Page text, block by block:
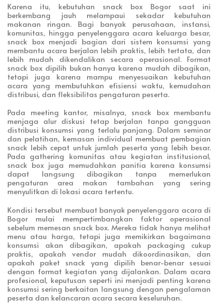
Karena itu, kebutuhan snack box Bogor saat ini
berkembang jauh melampaui sekadar kebutuhan
makanan ringan. Bagi banyak perusahaan, instansi,
komunitas, hingga penyelenggara acara keluarga besar,
snack box menjadi bagian dari sistem konsumsi yang
membantu acara berjalan lebih praktis, lebih tertata, dan
lebih mudah dikendalikan secara operasional. Format
snack box dipilih bukan hanya karena mudah dibagikan,
tetapi juga karena mampu menyesuaikan kebutuhan
acara yang membutuhkan efisiensi waktu, kemudahan
distribusi, dan fleksibilitas pengaturan peserta.
Pada meeting kantor, misalnya, snack box membantu
menjaga alur diskusi tetap berjalan tanpa gangguan
distribusi konsumsi yang terlalu panjang. Dalam seminar
dan pelatihan, kemasan individual membuat pembagian
snack lebih cepat untuk jumlah peserta yang lebih besar.
Pada gathering komunitas atau kegiatan institusional,
snack box juga memudahkan panitia karena konsumsi
dapat langsung dibagikan tanpa memerlukan
pengaturan area makan tambahan yang sering
menyulitkan di lokasi acara tertentu.
Kondisi tersebut membuat banyak penyelenggara acara di
Bogor mulai mempertimbangkan faktor operasional
sebelum memesan snack box. Mereka tidak hanya melihat
menu atau harga, tetapi juga memikirkan bagaimana
konsumsi akan dibagikan, apakah packaging cukup
praktis, apakah vendor mudah dikoordinasikan, dan
apakah paket snack yang dipilih benar-benar sesuai
dengan format kegiatan yang dijalankan. Dalam acara
profesional, keputusan seperti ini menjadi penting karena
konsumsi sering berkaitan langsung dengan pengalaman
peserta dan kelancaran acara secara keseluruhan.